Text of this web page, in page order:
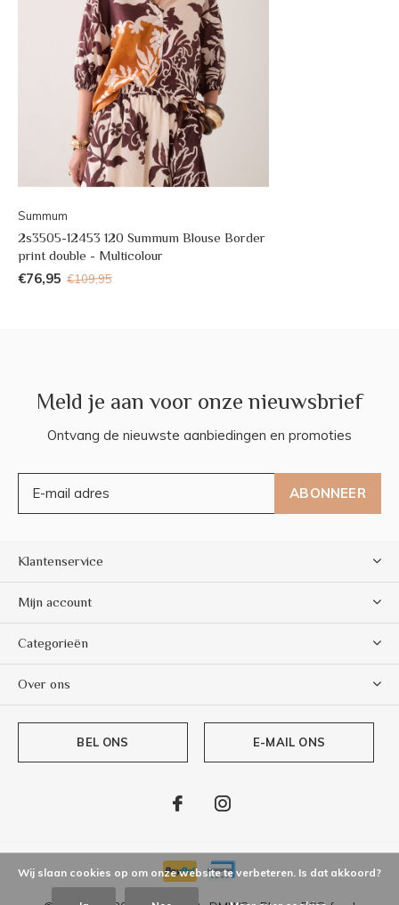
Summum
2s3505-12453 120 Summum Blouse Border
print double - Multicolour
€76,95 €109,95
Meld je aan voor onze nieuwsbrief
Ontvang de nieuwste aanbiedingen en promoties
ABONNEER
Klantenservice
Mijn account
Categorieën
Over ons
BEL ONS E-MAIL ONS
Wij slaan cookies op om onze website te verbeteren. Is dat akkoord?